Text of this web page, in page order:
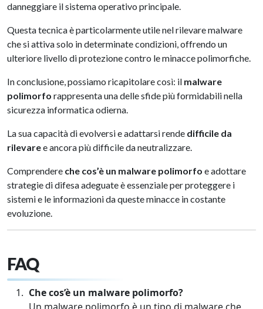
danneggiare il sistema operativo principale.
Questa tecnica è particolarmente utile nel rilevare malware
che si attiva solo in determinate condizioni, offrendo un
ulteriore livello di protezione contro le minacce polimorfiche.
In conclusione, possiamo ricapitolare così: il malware
polimorfo rappresenta una delle sfide più formidabili nella
sicurezza informatica odierna.
La sua capacità di evolversi e adattarsi rende difficile da
rilevaree ancora più difficile da neutralizzare.
Comprendere che cos’è un malware polimorfo e adottare
strategie di difesa adeguate è essenziale per proteggere i
sistemi e le informazioni da queste minacce in costante
evoluzione.
FAQ
Che cos’è un malware polimorfo?